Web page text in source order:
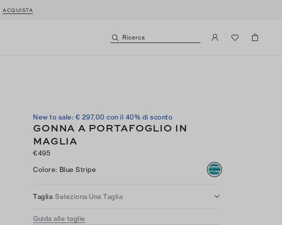
ACQUISTA
Ricerca
New to sale: € 297,00 con il 40% di sconto
GONNA A PORTAFOGLIO IN
MAGLIA
€495
Colore: Blue Stripe
Taglia Seleziona Una Taglia
Guida alle taglie